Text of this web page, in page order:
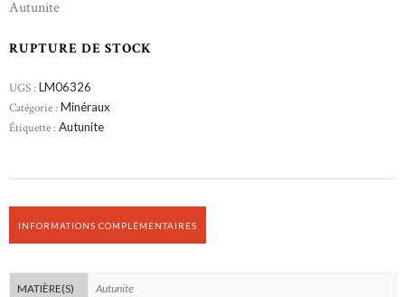
Autunite
RUPTURE DE STOCK
UGS : LM06326
Catégorie : Minéraux
Étiquette : Autunite
INFORMATIONS COMPLÉMENTAIRES
MATIÈRE(S) Autunite